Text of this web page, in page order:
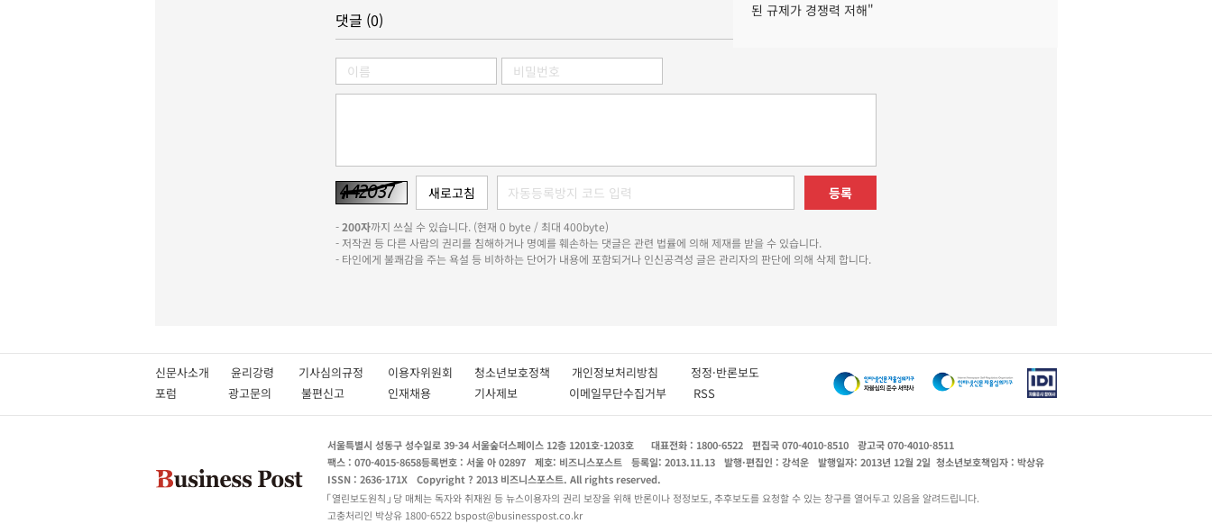
된 규제가 경쟁력 저해"
댓글 (0)
등록
-200자까지 쓰실 수 있습니다. (현재 0 byte / 최대 400byte)
- 저작권 등 다른 사람의 권리를 침해하거나 명예를 훼손하는 댓글은 관련 법률에 의해 제재를 받을 수 있습니다.
- 타인에게 불쾌감을 주는 욕설 등 비하하는 단어가 내용에 포함되거나 인신공격성 글은 관리자의 판단에 의해 삭제 합니다.
신문사소개 윤리강령 기사심의규정 이용자위원회 청소년보호정책 개인정보처리방침 정정·반론보도
포럼
광고문의 불편신고 인재채용 기사제보 이메일무단수집거부 RSS
서울특별시 성동구 성수일로 39-34 서울숲더스페이스 12층 1201호-1203호 대표전화 : 1800-6522 편집국 070-4010-8510
광고국 070-4010-8511
팩스 : 070-4015-8658등록번호 : 서울 아 02897 제호: 비즈니스포스트 등록일: 2013.11.13 발행·편집인 : 강석운 발행일자: 2013년 12월 2일 청소년보호책임자 : 박상유
ISSN : 2636-171X
Copyright ? 2013 비즈니스포스트. All rights reserved.
열린보도원칙
당 매체는 독자와 취재원 등 뉴스이용자의 권리 보장을 위해 반론이나 정정보도, 추후보도를 요청할 수 있는 창구를 열어두고 있음을 알려드립니다.
고충처리인 박상유 1800-6522 bspost@businesspost.co.kr